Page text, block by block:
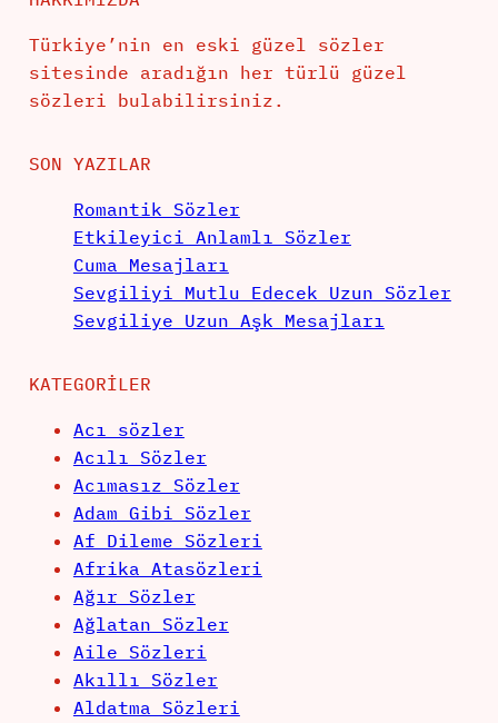
Türkiye’nin en eski güzel sözler
sitesinde aradığın her türlü güzel
sözleri bulabilirsiniz.
SON YAZILAR
Romantik Sözler
Etkileyici Anlamlı Sözler
Cuma Mesajları
Sevgiliyi Mutlu Edecek Uzun Sözler
Sevgiliye Uzun Aşk Mesajları
KATEGORILER
Acı sözler
Acılı Sözler
Acımasız Sözler
Adam Gibi Sözler
Af Dileme Sözleri
Afrika Atasözleri
Ağır Sözler
Ağlatan Sözler
Aile Sözleri
Akıllı Sözler
Aldatma Sözleri